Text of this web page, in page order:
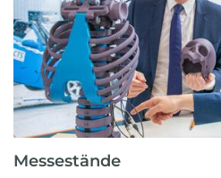
Messestände